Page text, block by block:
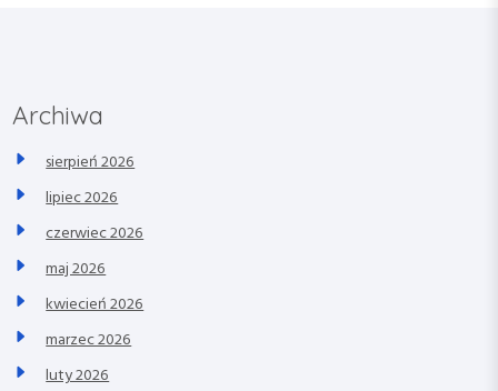
Archiwa
sierpień 2026
lipiec 2026
czerwiec 2026
maj 2026
kwiecień 2026
marzec 2026
luty 2026